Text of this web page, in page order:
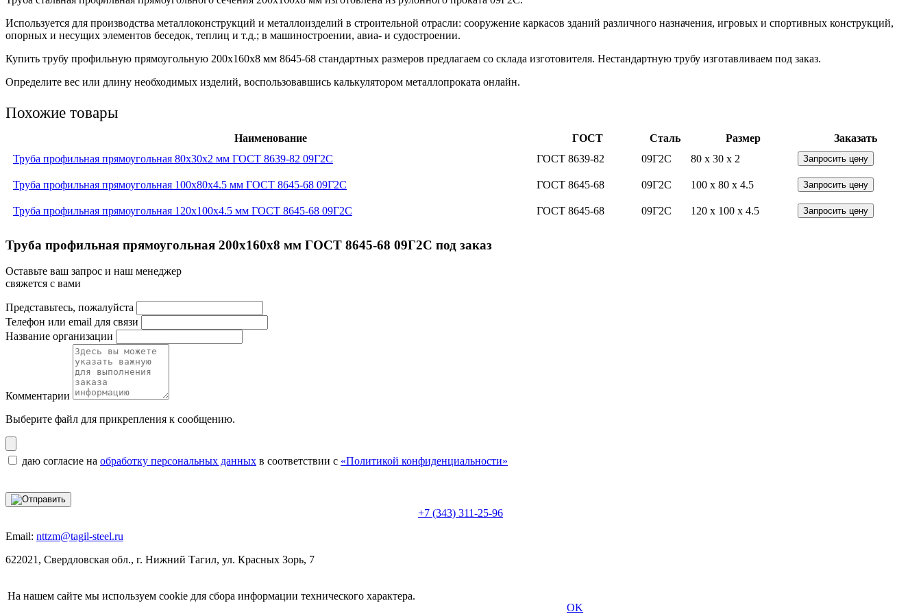
Используется для производства металлоконструкций и металлоизделий в строительной отрасли: сооружение каркасов зданий различного назначения, игровых и спортивных конструкций,
опорных и несущих элементов беседок, теплиц и т.д.; в машиностроении, авиа- и судостроении.
Купить трубу профильную прямоугольную 200х160х8 мм 8645-68 стандартных размеров предлагаем со склада изготовителя. Нестандартную трубу изготавливаем под заказ.
Определите вес или длину необходимых изделий, воспользовавшись калькулятором металлопроката онлайн.
Похожие товары
Наименование ГОСТ Сталь Размер
Заказать
Труба профильная прямоугольная 80x30x2 мм ГОСТ 8639-82 09Г2С
ГОСТ 8639-82 09Г2С 80 x 30 x 2 Запросить цену
Труба профильная прямоугольная 100x80x4.5 мм ГОСТ 8645-68 09Г2С ГОСТ 8645-68 09Г2С 100 x 80 x 4.5 Запросить цену
Труба профильная прямоугольная 120x100x4.5 мм ГОСТ 8645-68 09Г2С ГОСТ 8645-68 09Г2С 120 x 100 x 4.5 Запросить цену
Труба профильная прямоугольная 200x160x8 мм ГОСТ 8645-68 09Г2С под заказ
Оставьте ваш запрос и наш менеджер
свяжется с вами
Представьтесь, пожалуйста
Телефон или email для связи
Название организации
Комментарии
Выберите файл для прикрепления к сообщению.
даю согласие на обработку персональных данных в соответствии с «Политикой конфиденциальности»
+7 (343) 311-25-96
Email: nttzm@tagil-steel.ru
622021, Свердловская обл., г. Нижний Тагил, ул. Красных Зорь, 7
На нашем сайте мы используем cookie для сбора информации технического характера.
OK